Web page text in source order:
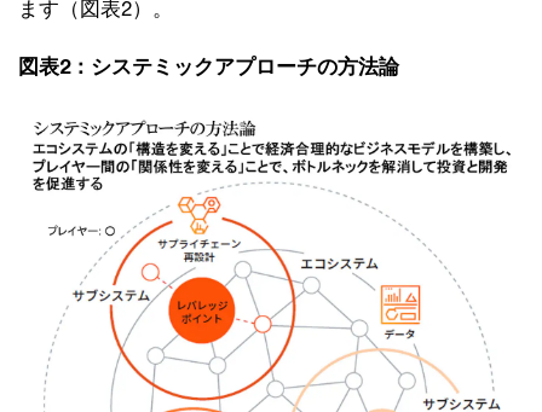
ます（図表2）。
図表2：システミックアプローチの方法論